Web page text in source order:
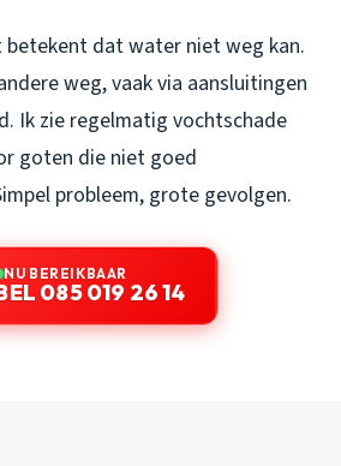
dat water niet weg kan.
weg, vaak via aansluitingen
Ik zie regelmatig vochtschade
goten die niet goed
probleem, grote gevolgen.
NU BEREIKBAAR
085 019 26 14